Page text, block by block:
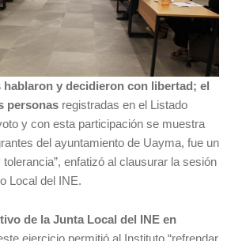
hablaron y decidieron con libertad; el
personas registradas en el Listado
y con esta participación se muestra
del ayuntamiento de Uayma, fue un
enfatizó al clausurar la sesión
Local del INE.
de la Junta Local del INE en